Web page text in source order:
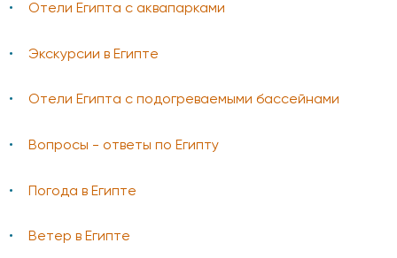
Отели Египта с аквапарками
Экскурсии в Египте
Отели Египта с подогреваемыми бассейнами
Вопросы - ответы по Египту
Погода в Египте
Ветер в Египте